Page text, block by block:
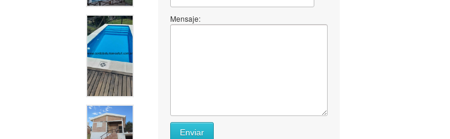
Mensaje:
Enviar